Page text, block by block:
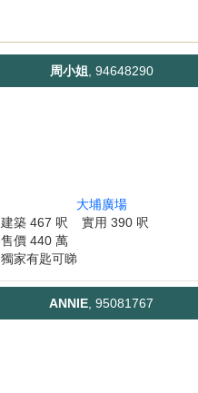
周小姐 , 94648290
大埔廣場
建築 467 呎
實用 390 呎
售價 440 萬
獨家有匙可睇
ANNIE , 95081767